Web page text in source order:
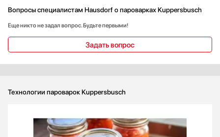
Вопросы специалистам Hausdorf о пароварках Kuppersbusch
Еще никто не задал вопрос. Будьте первыми!
Задать вопрос
Технологии пароварок Kuppersbusch